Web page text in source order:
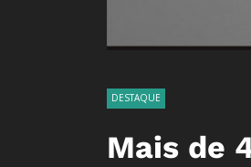
DESTAQUE
Mais de